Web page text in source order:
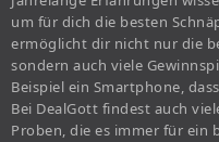
um für dich die besten
ermöglicht dir nicht nur die
sondern auch viele
Beispiel ein Smartphone,
Bei DealGott findest auch
Proben, die es immer für